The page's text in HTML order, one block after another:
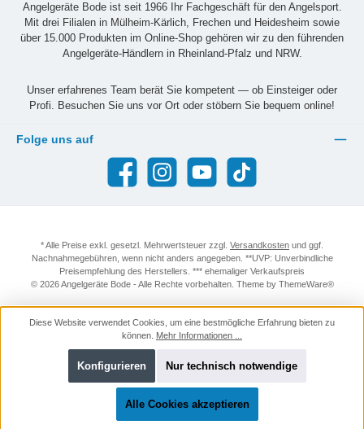
Angelgeräte Bode ist seit 1966 Ihr Fachgeschäft für den Angelsport.
Mit drei Filialen in Mülheim-Kärlich, Frechen und Heidesheim sowie
über 15.000 Produkten im Online-Shop gehören wir zu den führenden
Angelgeräte-Händlern in Rheinland-Pfalz und NRW.
Unser erfahrenes Team berät Sie kompetent — ob Einsteiger oder
Profi. Besuchen Sie uns vor Ort oder stöbern Sie bequem online!
Folge uns auf
Facebook Instagram YouTube TikTok
* Alle Preise exkl. gesetzl. Mehrwertsteuer zzgl. Versandkosten und ggf.
Nachnahmegebühren, wenn nicht anders angegeben. **UVP: Unverbindliche
Preisempfehlung des Herstellers. *** ehemaliger Verkaufspreis
© 2026 Angelgeräte Bode - Alle Rechte vorbehalten. Theme by ThemeWare®
Diese Website verwendet Cookies, um eine bestmögliche Erfahrung bieten zu
können. Mehr Informationen ...
Nur technisch notwendige
Konfigurieren
Alle Cookies akzeptieren